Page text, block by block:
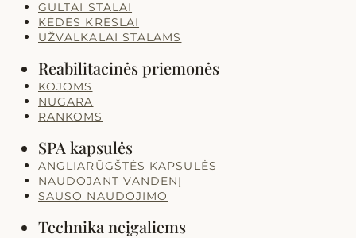
GULTAI STALAI
KĖDĖS KRĖSLAI
UŽVALKALAI STALAMS
Reabilitacinės priemonės
KOJOMS
NUGARA
RANKOMS
SPA kapsulės
ANGLIARŪGŠTĖS KAPSULĖS
NAUDOJANT VANDENĮ
SAUSO NAUDOJIMO
Technika neįgaliems